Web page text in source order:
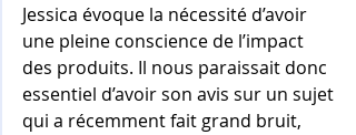
Jessica évoque la nécessité d’avoir
une pleine conscience de l’impact
des produits. Il nous paraissait donc
essentiel d’avoir son avis sur un sujet
qui a récemment fait grand bruit,